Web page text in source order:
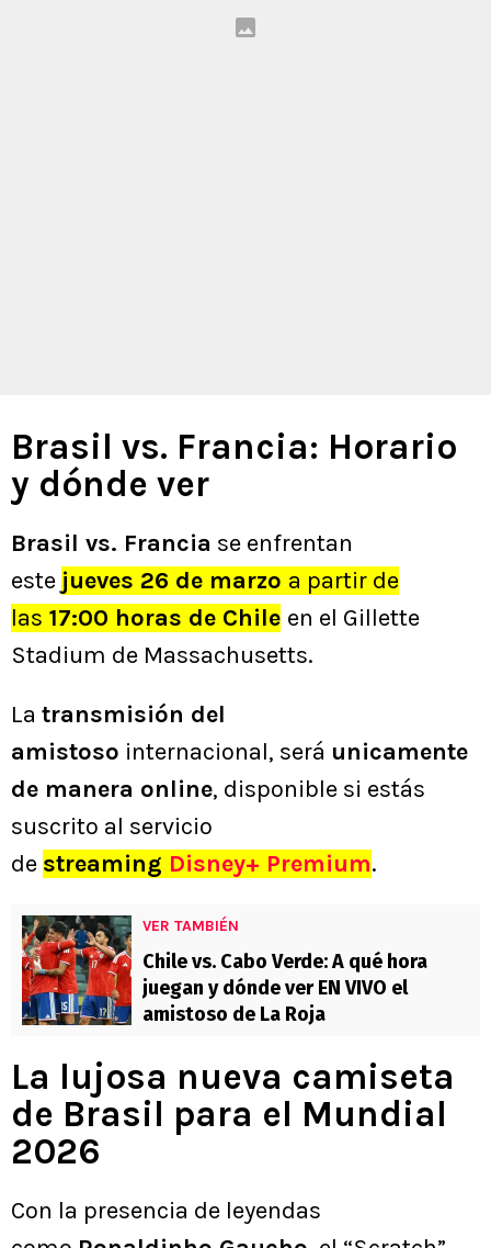
Brasil vs. Francia: Horario
y dónde ver
Brasil vs. Francia se enfrentan
este jueves 26 de marzo a partir de
las 17:00 horas de Chile en el Gillette
Stadium de Massachusetts.
La transmisión del
amistoso internacional, será unicamente
de manera online, disponible si estás
suscrito al servicio
de streaming Disney+ Premium.
VER TAMBIÉN
Chile vs. Cabo Verde: A qué hora
juegan y dónde ver EN VIVO el
amistoso de La Roja
La lujosa nueva camiseta
de Brasil para el Mundial
2026
Con la presencia de leyendas